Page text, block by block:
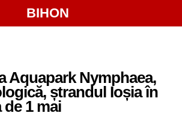
BIHON
Aquapark Nymphaea,
ștrandul Ioșia în
1 mai